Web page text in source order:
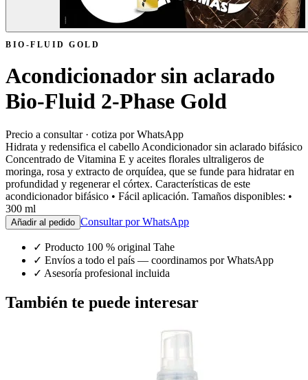
BIO-FLUID GOLD
Acondicionador sin aclarado
Bio-Fluid 2-Phase Gold
Precio a consultar · cotiza por WhatsApp
Hidrata y redensifica el cabello Acondicionador sin aclarado bifásico
Concentrado de Vitamina E y aceites florales ultraligeros de
moringa, rosa y extracto de orquídea, que se funde para hidratar en
profundidad y regenerar el córtex. Características de este
acondicionador bifásico • Fácil aplicación. Tamaños disponibles: •
300 ml
Añadir al pedido Consultar por WhatsApp
✓ Producto 100 % original Tahe
✓ Envíos a todo el país — coordinamos por WhatsApp
✓ Asesoría profesional incluida
También te puede interesar